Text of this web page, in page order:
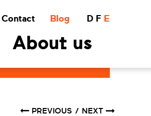
Contact Blog D F E
About us
PREVIOUS NEXT